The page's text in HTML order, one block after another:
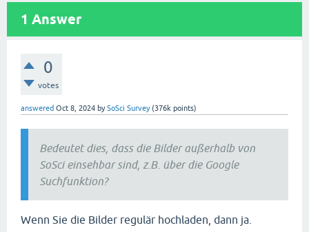
1 Answer
0
votes
answered Oct 8, 2024 bySoSci Survey (376k points)
Bedeutet dies, dass die Bilder außerhalb von
SoSci einsehbar sind, z.B. über die Google
Suchfunktion?
Wenn Sie die Bilder regulär hochladen, dann ja.